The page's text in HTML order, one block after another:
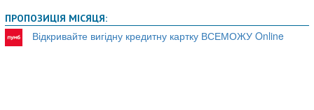
ПРОПОЗИЦІЯ МІСЯЦЯ:
Відкривайте вигідну кредитну картку ВСЕМОЖУ Online